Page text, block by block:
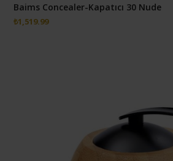
Baims Concealer-Kapatıcı 30 Nude
₺1,519.99